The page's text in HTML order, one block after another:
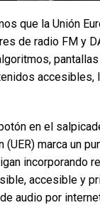
que la Unión
de radio FM y
en el
marca un
incorporando
accesible y
audio por